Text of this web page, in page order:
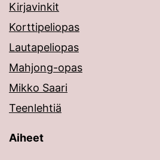
Kirjavinkit
Korttipeliopas
Lautapeliopas
Mahjong-opas
Mikko Saari
Teenlehtiä
Aiheet